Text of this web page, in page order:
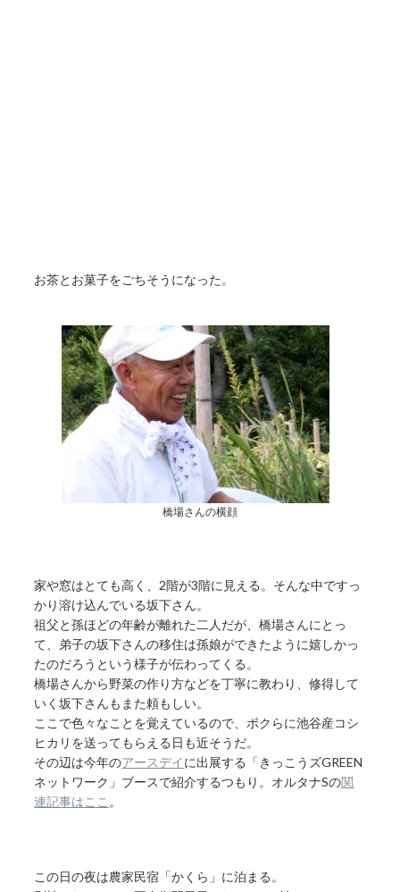
お茶とお菓子をごちそうになった。
橋場さんの横顔
家や窓はとても高く、2階が3階に見える。そんな中ですっ
かり溶け込んでいる坂下さん。
祖父と孫ほどの年齢が離れた二人だが、橋場さんにとっ
て、弟子の坂下さんの移住は孫娘ができたように嬉しかっ
たのだろうという様子が伝わってくる。
橋場さんから野菜の作り方などを丁寧に教わり、修得して
いく坂下さんもまた頼もしい。
ここで色々なことを覚えているので、ボクらに池谷産コシ
ヒカリを送ってもらえる日も近そうだ。
その辺は今年のアースデイに出展する「きっこうズGREEN
ネットワーク」ブースで紹介するつもり。オルタナSの関
連記事はここ 。
この日の夜は農家民宿「かくら」に泊まる。